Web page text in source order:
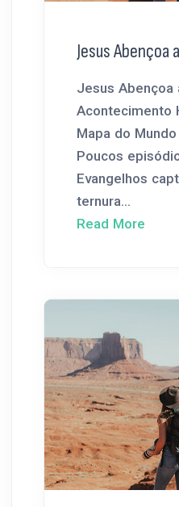
Jesus Abençoa
Jesus Abençoa
Acontecimento
Mapa do
Poucos
Evangelhos
ternura...
Read More